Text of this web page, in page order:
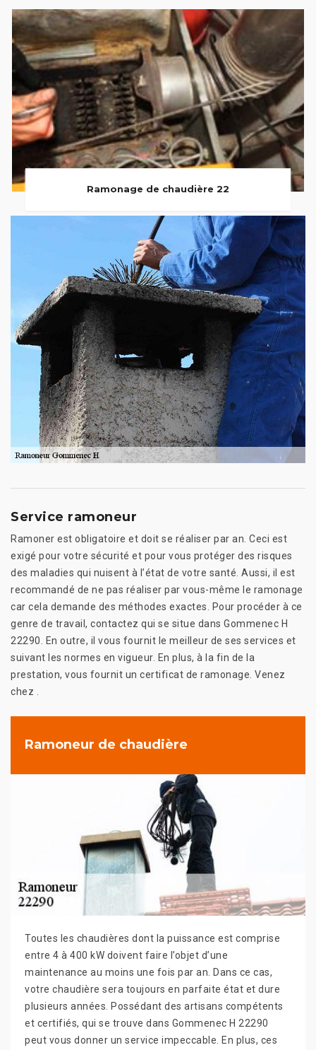
Ramonage de chaudière 22
Service ramoneur
Ramoner est obligatoire et doit se réaliser par an. Ceci est
exigé pour votre sécurité et pour vous protéger des risques
des maladies qui nuisent à l’état de votre santé. Aussi, il est
recommandé de ne pas réaliser par vous-même le ramonage
car cela demande des méthodes exactes. Pour procéder à ce
genre de travail, contactez qui se situe dans Gommenec H
22290. En outre, il vous fournit le meilleur de ses services et
suivant les normes en vigueur. En plus, à la fin de la
prestation, vous fournit un certificat de ramonage. Venez
chez .
Ramoneur de chaudière
Toutes les chaudières dont la puissance est comprise
entre 4 à 400 kW doivent faire l’objet d’une
maintenance au moins une fois par an. Dans ce cas,
votre chaudière sera toujours en parfaite état et dure
plusieurs années. Possédant des artisans compétents
et certifiés, qui se trouve dans Gommenec H 22290
peut vous donner un service impeccable. En plus, ces